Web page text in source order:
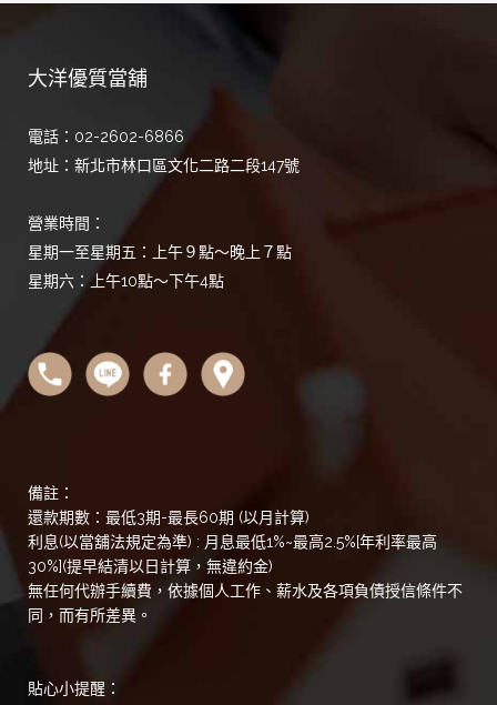
大洋優質當舖
電話：02-2602-6866
地址：新北市林口區文化二路二段147號
營業時間：
星期一至星期五：上午９點～晚上７點
星期六：上午10點～下午4點
備註：
還款期數：最低3期-最長60期 (以月計算)
利息(以當舖法規定為準) : 月息最低1%~最高2.5%[年利率最高
30%](提早結清以日計算，無違約金)
無任何代辦手續費，依據個人工作、薪水及各項負債授信條件不
同，而有所差異。
貼心小提醒：